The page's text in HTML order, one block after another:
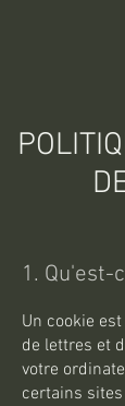
1. Qu'est-
Un cookie
de lettres et
votre
certains